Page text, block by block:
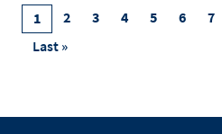
Pagination
Current
Page
1 Page
2 Page
3 Page
4 Page
5 Page
6 7
Last
Last »